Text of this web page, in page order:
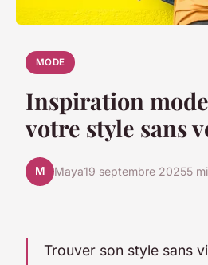
MODE
Inspiration
votre style sans
M Maya19 septembre 20255
Trouver son style sans